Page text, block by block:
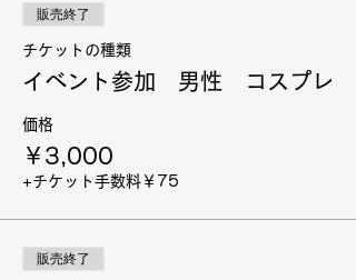
販売終了
チケットの種類
イベント参加 男性 コスプレ
価格
￥3,000
+チケット手数料￥75
販売終了